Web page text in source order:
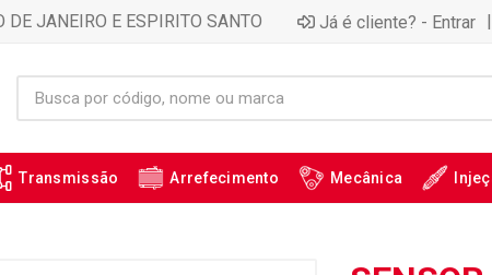
DE JANEIRO E ESPIRITO SANTO Já é cliente? - Entrar |
Transmissão Arrefecimento Mecânica